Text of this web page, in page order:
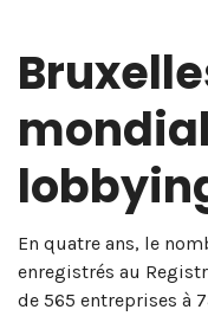
En quatre ans, le
enregistrés au
de 565 entreprises à